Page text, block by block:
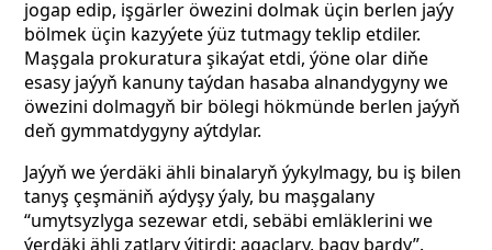
jogap edip, işgärler öwezini dolmak üçin berlen jaýy
bölmek üçin kazyýete ýüz tutmagy teklip etdiler.
Maşgala prokuratura şikaýat etdi, ýöne olar diňe
esasy jaýyň kanuny taýdan hasaba alnandygyny we
öwezini dolmagyň bir bölegi hökmünde berlen jaýyň
deň gymmatdygyny aýtdylar.
Jaýyň we ýerdäki ähli binalaryň ýykylmagy, bu iş bilen
tanyş çeşmäniň aýdyşy ýaly, bu maşgalany
“umytsyzlyga sezewar etdi, sebäbi emläklerini we
ýerdäki ähli zatlary ýitirdi: agaçlary, bagy bardy”.